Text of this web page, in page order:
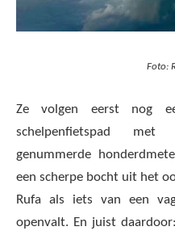
Foto:
Ze volgen eerst nog
schelpenfietspad
genummerde
een scherpe bocht uit het
Rufa als iets van een
openvalt. En juist